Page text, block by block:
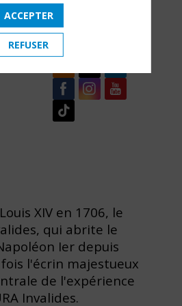
patrimoine
au Musée de
l’Armée
XIV en 1706, le
qui abrite le
Ier depuis
l'écrin majestueux
de l'expérience
Invalides.
ACCEPTER
REFUSER